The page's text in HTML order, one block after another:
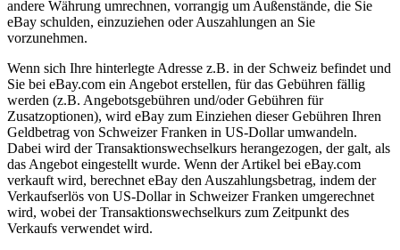
andere Währung umrechnen, vorrangig um Außenstände, die Sie
eBay schulden, einzuziehen oder Auszahlungen an Sie
vorzunehmen.
Wenn sich Ihre hinterlegte Adresse z.B. in der Schweiz befindet und
Sie bei eBay.com ein Angebot erstellen, für das Gebühren fällig
werden (z.B. Angebotsgebühren und/oder Gebühren für
Zusatzoptionen), wird eBay zum Einziehen dieser Gebühren Ihren
Geldbetrag von Schweizer Franken in US-Dollar umwandeln.
Dabei wird der Transaktionswechselkurs herangezogen, der galt, als
das Angebot eingestellt wurde. Wenn der Artikel bei eBay.com
verkauft wird, berechnet eBay den Auszahlungsbetrag, indem der
Verkaufserlös von US-Dollar in Schweizer Franken umgerechnet
wird, wobei der Transaktionswechselkurs zum Zeitpunkt des
Verkaufs verwendet wird.